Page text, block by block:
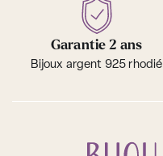
Garantie 2 ans
Bijoux argent 925 rhodié